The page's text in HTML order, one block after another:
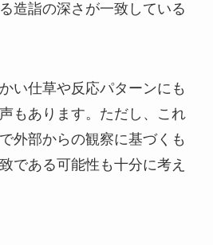
造詣の深さが一致している
い仕草や反応パターンにも
もあります。ただし、これ
外部からの観察に基づくも
である可能性も十分に考え